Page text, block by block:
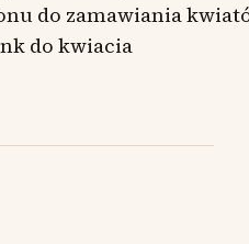
do zamawiania
do kwiacia